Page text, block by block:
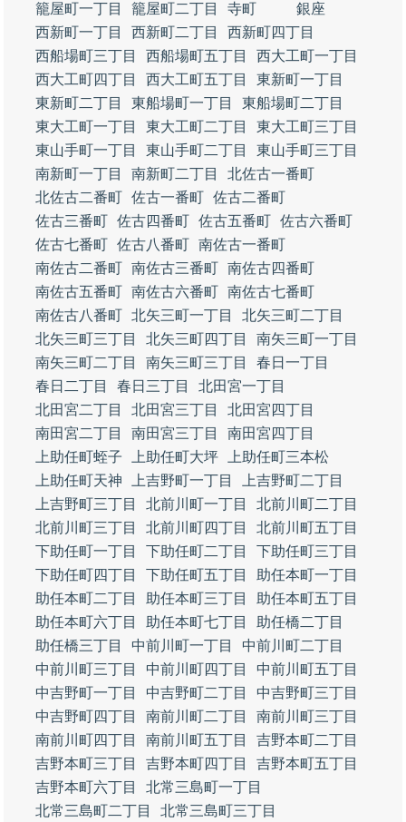
籠屋町一丁目
籠屋町二丁目 寺町
銀座
西新町一丁目
西新町二丁目
西新町四丁目
西船場町三丁目
西船場町五丁目
西大工町一丁目
西大工町四丁目
西大工町五丁目
東新町一丁目
東新町二丁目
東船場町一丁目
東船場町二丁目
東大工町一丁目
東大工町二丁目
東大工町三丁目
東山手町一丁目
東山手町二丁目
東山手町三丁目
南新町一丁目
南新町二丁目
北佐古一番町
北佐古二番町 佐古一番町 佐古二番町
佐古三番町 佐古四番町 佐古五番町 佐古六番町
佐古七番町 佐古八番町 南佐古一番町
南佐古二番町 南佐古三番町 南佐古四番町
南佐古五番町 南佐古六番町 南佐古七番町
南佐古八番町 北矢三町一丁目
北矢三町二丁目
北矢三町三丁目
北矢三町四丁目
南矢三町一丁目
南矢三町二丁目
南矢三町三丁目
春日一丁目
春日二丁目
春日三丁目
北田宮一丁目
北田宮二丁目
北田宮三丁目
北田宮四丁目
南田宮二丁目
南田宮三丁目
南田宮四丁目
上助任町蛭子
上助任町大坪
上助任町三本松
上助任町天神
上吉野町一丁目
上吉野町二丁目
上吉野町三丁目
北前川町一丁目
北前川町二丁目
北前川町三丁目
北前川町四丁目
北前川町五丁目
下助任町一丁目
下助任町二丁目
下助任町三丁目
下助任町四丁目
下助任町五丁目
助任本町一丁目
助任本町二丁目
助任本町三丁目
助任本町五丁目
助任本町六丁目
助任本町七丁目
助任橋二丁目
助任橋三丁目
中前川町一丁目
中前川町二丁目
中前川町三丁目
中前川町四丁目
中前川町五丁目
中吉野町一丁目
中吉野町二丁目
中吉野町三丁目
中吉野町四丁目
南前川町二丁目
南前川町三丁目
南前川町四丁目
南前川町五丁目
吉野本町二丁目
吉野本町三丁目
吉野本町四丁目
吉野本町五丁目
吉野本町六丁目
北常三島町一丁目
北常三島町二丁目
北常三島町三丁目